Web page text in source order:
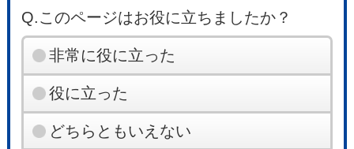
Q.このページはお役に立ちましたか？
非常に役に立った
役に立った
どちらともいえない